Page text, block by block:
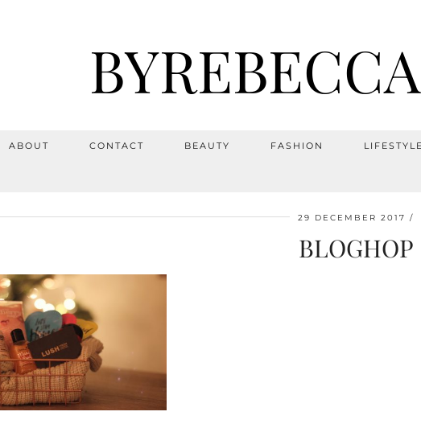
ABOUT CONTACT BEAUTY FASHION LIFESTYLE
29 DECEMBER 2017
BLOGHOP